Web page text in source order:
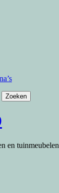
en tuinmeubelen